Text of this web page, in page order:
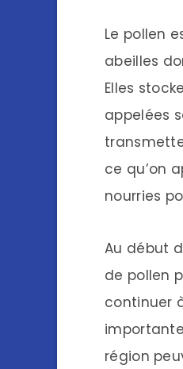
Le pollen
abeilles
Elles
appelées
ce qu’on
nourries
Au début
de pollen
continuer
région